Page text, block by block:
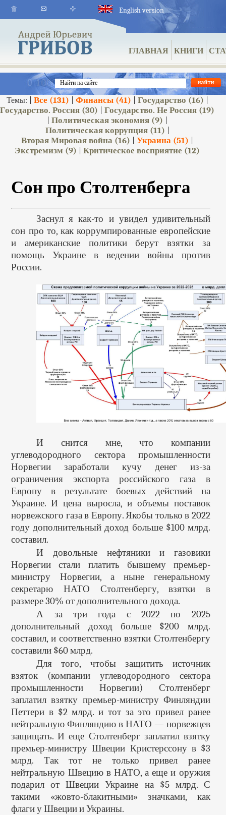
ГЛАВНАЯ КНИГИ
English version
Темы: | Все (131) Финансы(41) Государство (16)
Государство. Россия (30) |Государство. Не Россия (19)
|Политическая экономия (9)
Политическая коррупция(11)
Вторая Мировая война (16) |Украина (51)
Экстремизм (9) |Критическое восприятие (12)
Сон про Столтенберга
Заснул я как-то и увидел удивительный
сон про то, как коррумпированные европейские
и американские политики берут взятки за
помощь Украине в ведении войны против
России.
И снится мне, что компании
углеводородного сектора промышленности
Норвегии заработали кучу денег из-за
ограничения экспорта российского газа в
Европу в результате боевых действий на
Украине. И цена выросла, и объемы поставок
норвежского газа в Европу. Якобы только в 2022
году дополнительный доход больше $100 млрд.
составил.
И довольные нефтяники и газовики
Норвегии стали платить бывшему премьер-
министру Норвегии, а ныне генеральному
секретарю НАТО Столтенбергу, взятки в
размере 30% от дополнительного дохода.
А за три года с 2022 по 2025
дополнительный доход больше $200 млрд.
составил, и соответственно взятки Столтенбергу
составили $60 млрд.
Для того, чтобы защитить источник
взяток (компании углеводородного сектора
промышленности Норвегии) Столтенберг
заплатил взятку премьер-министру Финляндии
Петтери в $2 млрд. и тот за это привел ранее
нейтральную Финляндию в НАТО — норвежцев
защищать. И еще Столтенберг заплатил взятку
премьер-министру Швеции Кристерссону в $3
млрд. Так тот не только привел ранее
нейтральную Швецию в НАТО, а еще и оружия
подарил от Швеции Украине на $5 млрд. С
такими «жовто-блакитными» значками, как
флаги у Швеции и Украины.